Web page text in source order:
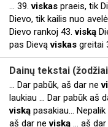
... 39.viskas praeis, tik
Dievo, tik kailis nuo
Dievo rankoj 43.viską
pas Dievąviskas greitai
Dainų tekstai
... Dar pabūk, aš dar ne
laukiau ... Dar pabūk aš
viską pasakiau…
aš dar neviską ... aš